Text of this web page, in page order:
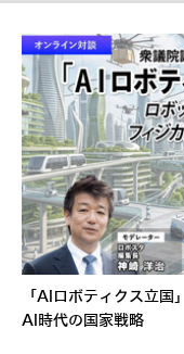
「AIロボティクス立
AI時代の国家戦略